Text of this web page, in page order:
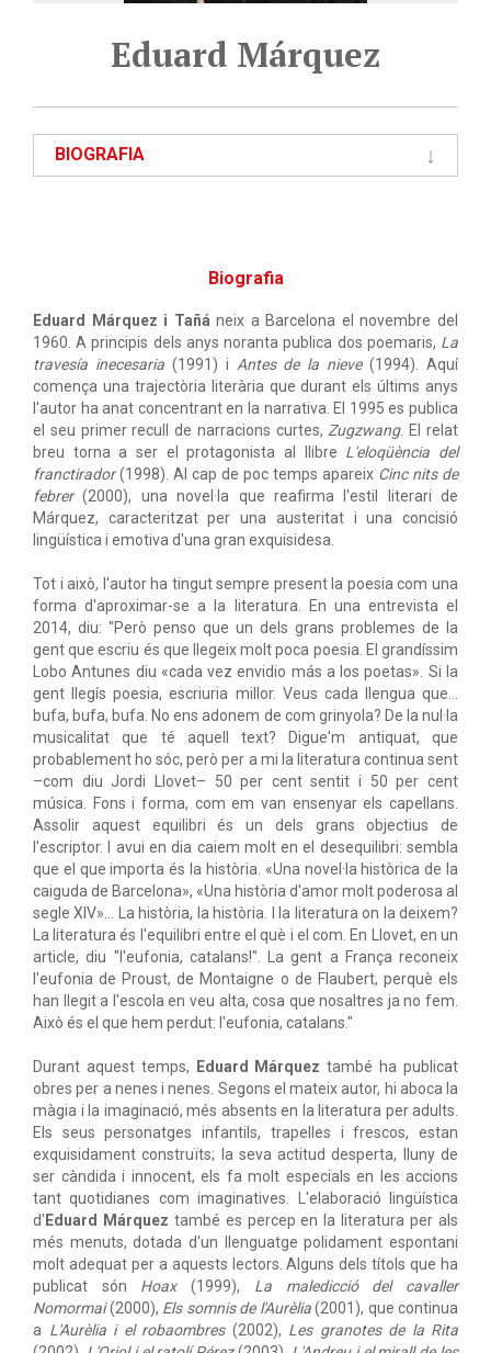
Eduard Márquez
BIOGRAFIA
Biografia
Eduard Márquez i Tañá neix a Barcelona el novembre del
1960. A principis dels anys noranta publica dos poemaris, La
travesía inecesaria(1991) i Antes de la nieve(1994). Aquí
comença una trajectòria literària que durant els últims anys
l'autor ha anat concentrant en la narrativa. El 1995 es publica
el seu primer recull de narracions curtes, Zugzwang. El relat
breu torna a ser el protagonista al llibre L'eloqüència del
franctirador(1998). Al cap de poc temps apareix Cinc nits de
febrer(2000), una novel·la que reafirma l'estil literari de
Márquez, caracteritzat per una austeritat i una concisió
lingüística i emotiva d'una gran exquisidesa.
Tot i això, l'autor ha tingut sempre present la poesia com una
forma d'aproximar-se a la literatura. En una entrevista el
2014, diu: "Però penso que un dels grans problemes de la
gent que escriu és que llegeix molt poca poesia. El grandíssim
Lobo Antunes diu «cada vez envidio más a los poetas». Si la
gent llegís poesia, escriuria millor. Veus cada llengua que...
bufa, bufa, bufa. No ens adonem de com grinyola? De la nul·la
musicalitat que té aquell text? Digue'm antiquat, que
probablement ho sóc, però per a mi la literatura continua sent
–com diu Jordi Llovet– 50 per cent sentit i 50 per cent
música. Fons i forma, com em van ensenyar els capellans.
Assolir aquest equilibri és un dels grans objectius de
l'escriptor. I avui en dia caiem molt en el desequilibri: sembla
que el que importa és la història. «Una novel·la històrica de la
caiguda de Barcelona», «Una història d'amor molt poderosa al
segle XIV»... La història, la història. I la literatura on la deixem?
La literatura és l'equilibri entre el què i el com. En Llovet, en un
article, diu "l'eufonia, catalans!". La gent a França reconeix
l'eufonia de Proust, de Montaigne o de Flaubert, perquè els
han llegit a l'escola en veu alta, cosa que nosaltres ja no fem.
Això és el que hem perdut: l'eufonia, catalans."
Durant aquest temps, Eduard Márquez també ha publicat
obres per a nenes i nenes. Segons el mateix autor, hi aboca la
màgia i la imaginació, més absents en la literatura per adults.
Els seus personatges infantils, trapelles i frescos, estan
exquisidament construïts; la seva actitud desperta, lluny de
ser càndida i innocent, els fa molt especials en les accions
tant quotidianes com imaginatives. L'elaboració lingüística
d' Eduard Márquez també es percep en la literatura per als
més menuts, dotada d'un llenguatge polidament espontani
molt adequat per a aquests lectors. Alguns dels títols que ha
publicat són Hoax(1999), La maledicció del cavaller
Nomormai(2000), Els somnis de l'Aurèlia(2001), que continua
a L'Aurèlia i el robaombres(2002), Les granotes de la Rita